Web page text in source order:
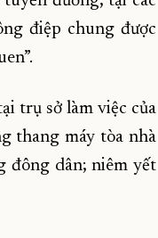
điệp chung được
trụ sở làm việc của
thang máy tòa nhà
đông dân; niêm yết